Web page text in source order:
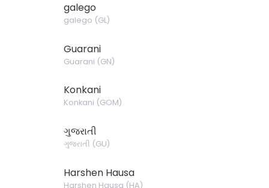
galego
galego (GL)
Guarani
Guarani (GN)
Konkani
Konkani (GOM)
ગુજરાતી
ગુજરાતી (GU)
Harshen Hausa
Harshen Hausa (HA)